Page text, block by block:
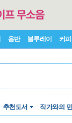
음반 블루레이 커피
추천도서 작가와의